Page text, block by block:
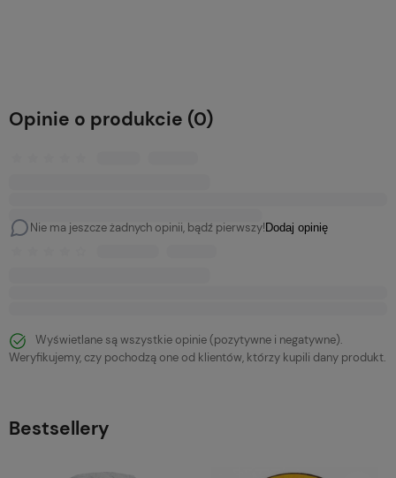
Opinie o produkcie (0)
Nie ma jeszcze żadnych opinii, bądź pierwszy! Dodaj opinię
Wyświetlane są wszystkie opinie (pozytywne i negatywne).
Weryfikujemy, czy pochodzą one od klientów, którzy kupili dany produkt.
Bestsellery